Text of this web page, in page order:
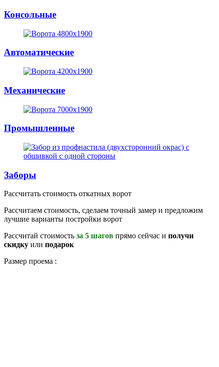
Консольные
Автоматические
Механические
Промышленные
Заборы
Рассчитать стоимость откатных ворот
Рассчитаем стоимость, сделаем точный замер и предложим
лучшие варианты постройки ворот
Рассчитай стоимость за 5 шагов прямо сейчас и получи
скидку или подарок
Размер проема :